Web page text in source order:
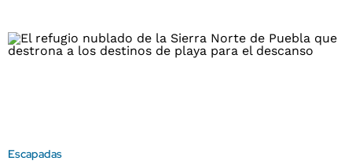
Escapadas